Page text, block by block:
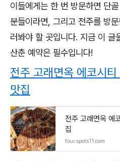
이들에게는 한 번 방문하면 단
분들이라면, 그리고 전주를 방
러봐야 할 곳입니다. 지금 이
산춘 예약은 필수입니다!
전주 고래면옥 에코시
맛집
전주 고래면옥 에
집
four.spots11.com